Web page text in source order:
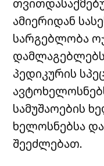
ამიერიდან
სარგებლობა
პედიკურის
სამუშაოების
ხელოსნებსა
შეეძლებათ.